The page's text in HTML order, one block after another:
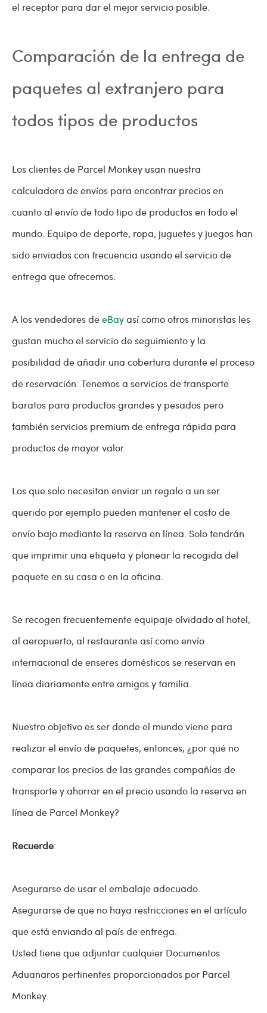
el receptor para dar el mejor servicio posible.
Comparación de la entrega de
paquetes al extranjero para
todos tipos de productos
Los clientes de Parcel Monkey usan nuestra
calculadora de envíos para encontrar precios en
cuanto al envío de todo tipo de productos en todo el
mundo. Equipo de deporte, ropa, juguetes y juegos han
sido enviados con frecuencia usando el servicio de
entrega que ofrecemos.
A los vendedores deeBayasí como otros minoristas les
gustan mucho el servicio de seguimiento y la
posibilidad de añadir una cobertura durante el proceso
de reservación. Tenemos a servicios de transporte
baratos para productos grandes y pesados pero
también servicios premium de entrega rápida para
productos de mayor valor.
Los que solo necesitan enviar un regalo a un ser
querido por ejemplo pueden mantener el costo de
envío bajo mediante la reserva en línea. Solo tendrán
que imprimir una etiqueta y planear la recogida del
paquete en su casa o en la oficina.
Se recogen frecuentemente equipaje olvidado al hotel,
al aeropuerto, al restaurante así como envío
internacional de enseres domésticos se reservan en
línea diariamente entre amigos y familia.
Nuestro objetivo es ser donde el mundo viene para
realizar el envío de paquetes, entonces, ¿por qué no
comparar los precios de las grandes compañías de
transporte y ahorrar en el precio usando la reserva en
línea de Parcel Monkey?
Recuerde:
Asegurarse de usar el embalaje adecuado.
Asegurarse de que no haya restricciones en el artículo
que está enviando al país de entrega.
Usted tiene que adjuntar cualquier Documentos
Aduanaros pertinentes proporcionados por Parcel
Monkey.